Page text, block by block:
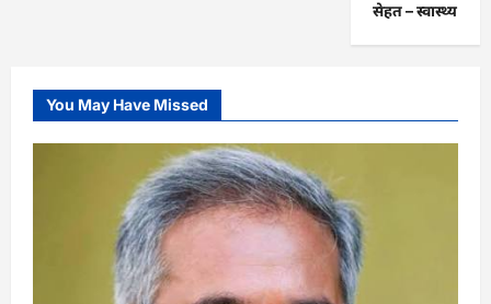
सेहत – स्‍वास्‍थ्‍य
You May Have Missed